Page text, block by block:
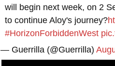
will begin next week, on 2
to continue Aloy's journey?
#HorizonForbiddenWest
— Guerrilla (@Guerrilla)